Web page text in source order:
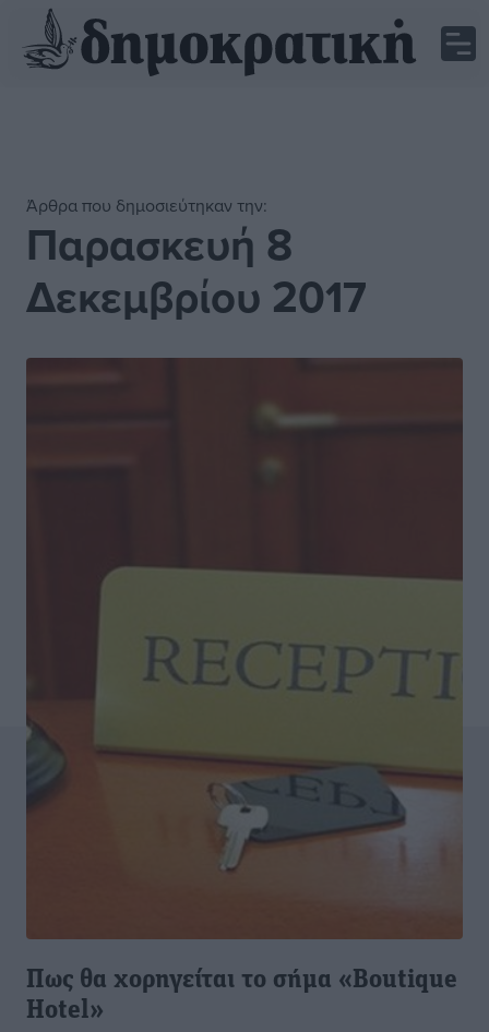
Άρθρα που δημοσιεύτηκαν την:
Παρασκευή 8
Δεκεμβρίου 2017
Πως θα χορηγείται το σήμα «Boutique
Hotel»